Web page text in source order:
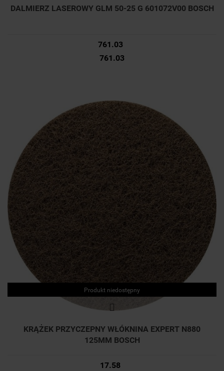
DALMIERZ LASEROWY GLM 50-25 G 601072V00 BOSCH
761.03
761.03
Produkt niedostępny
KRĄŻEK PRZYCZEPNY WŁÓKNINA EXPERT N880
125MM BOSCH
17.58